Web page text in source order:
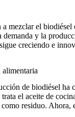
mezclar el biodiésel
demanda y la
creciendo e
de biodiésel ha
el aceite de
como residuo. Ahora,